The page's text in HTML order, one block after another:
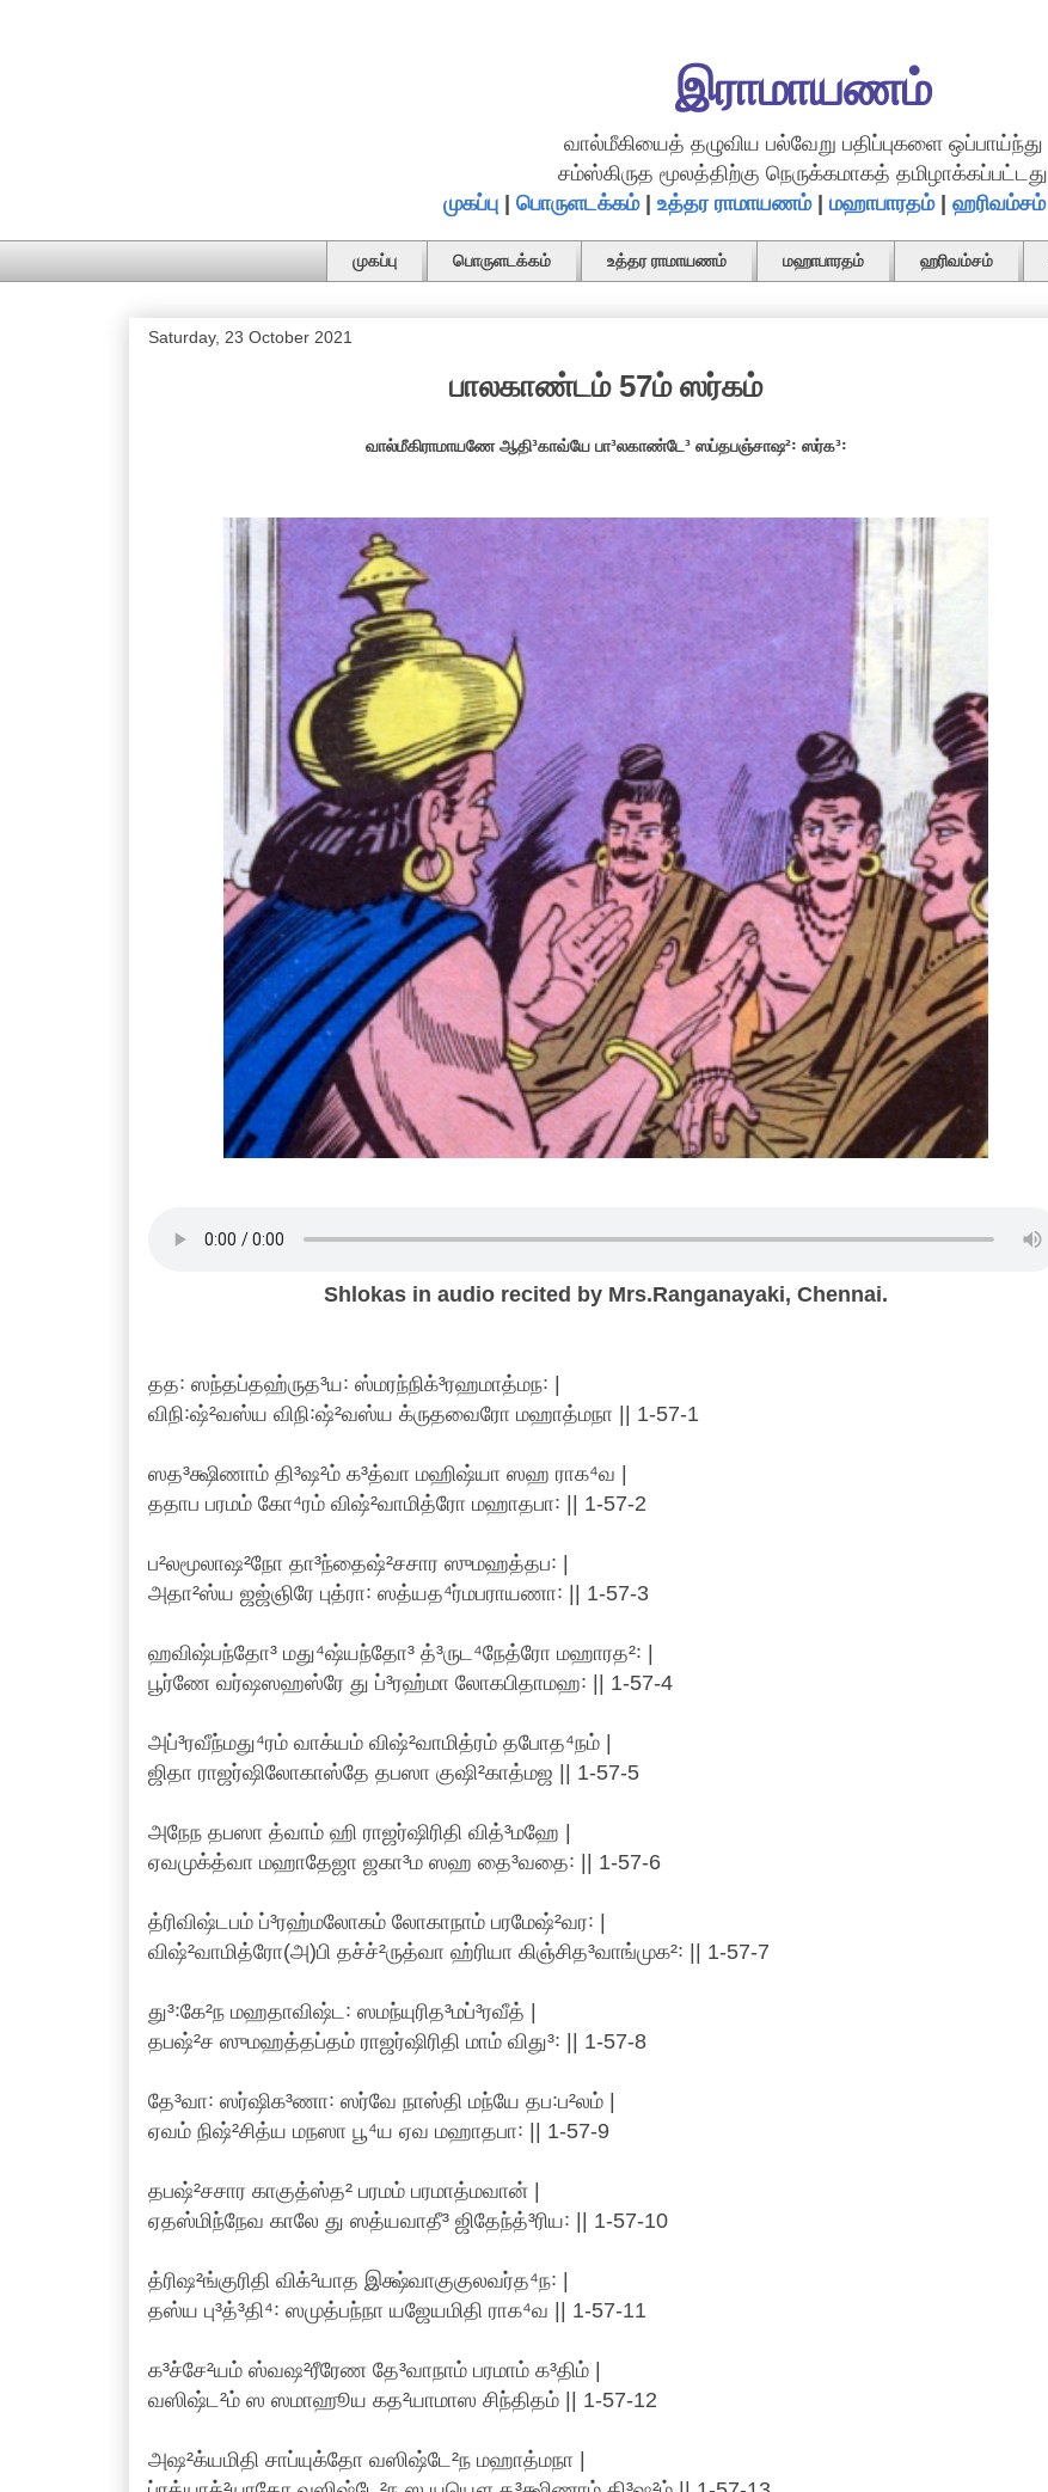
இராமாயணம்
வால்மீகியைத் தழுவிய பல்வேறு பதிப்புகளை ஒப்பாய்ந்து
சம்ஸ்கிருத மூலத்திற்கு நெருக்கமாகத் தமிழாக்கப்பட்டது
முகப்பு| பொருளடக்கம்| உத்தர ராமாயணம்| மஹாபாரதம்| ஹரிவம்சம்|
முகப்பு பொருளடக்கம் உத்தர ராமாயணம் மஹாபாரதம் ஹரிவம்சம்
Saturday, 23 October 2021
பாலகாண்டம் 57ம் ஸர்கம்
வால்மீகிராமாயணே ஆதி³காவ்யே பா³லகாண்டே³ ஸப்தபஞ்சாஷ²꞉ ஸர்க³꞉
Shlokas in audio recited by Mrs.Ranganayaki, Chennai.
தத꞉ ஸந்தப்தஹ்ருத³ய꞉ ஸ்மரந்நிக்³ரஹமாத்மந꞉ |
விநி꞉ஷ்²வஸ்ய விநி꞉ஷ்²வஸ்ய க்ருதவைரோ மஹாத்மநா || 1-57-1
ஸத³க்ஷிணாம் தி³ஷ²ம் க³த்வா மஹிஷ்யா ஸஹ ராக⁴வ |
ததாப பரமம் கோ⁴ரம் விஷ்²வாமித்ரோ மஹாதபா꞉ || 1-57-2
ப²லமூலாஷ²நோ தா³ந்தைஷ்²சசார ஸுமஹத்தப꞉ |
அதா²ஸ்ய ஜஜ்ஞிரே புத்ரா꞉ ஸத்யத⁴ர்மபராயணா꞉ || 1-57-3
ஹவிஷ்பந்தோ³ மது⁴ஷ்யந்தோ³ த்³ருட⁴நேத்ரோ மஹாரத²꞉ |
பூர்ணே வர்ஷஸஹஸ்ரே து ப்³ரஹ்மா லோகபிதாமஹ꞉ || 1-57-4
அப்³ரவீந்மது⁴ரம் வாக்யம் விஷ்²வாமித்ரம் தபோத⁴நம் |
ஜிதா ராஜர்ஷிலோகாஸ்தே தபஸா குஷி²காத்மஜ || 1-57-5
அநேந தபஸா த்வாம் ஹி ராஜர்ஷிரிதி வித்³மஹே |
ஏவமுக்த்வா மஹாதேஜா ஜகா³ம ஸஹ தை³வதை꞉ || 1-57-6
த்ரிவிஷ்டபம் ப்³ரஹ்மலோகம் லோகாநாம் பரமேஷ்²வர꞉ |
விஷ்²வாமித்ரோ(அ)பி தச்ச்²ருத்வா ஹ்ரியா கிஞ்சித³வாங்முக²꞉ || 1-57-7
து³꞉கே²ந மஹதாவிஷ்ட꞉ ஸமந்யுரித³மப்³ரவீத் |
தபஷ்²ச ஸுமஹத்தப்தம் ராஜர்ஷிரிதி மாம் விது³꞉ || 1-57-8
தே³வா꞉ ஸர்ஷிக³ணா꞉ ஸர்வே நாஸ்தி மந்யே தப꞉ப²லம் |
ஏவம் நிஷ்²சித்ய மநஸா பூ⁴ய ஏவ மஹாதபா꞉ || 1-57-9
தபஷ்²சசார காகுத்ஸ்த² பரமம் பரமாத்மவான் |
ஏதஸ்மிந்நேவ காலே து ஸத்யவாதீ³ ஜிதேந்த்³ரிய꞉ || 1-57-10
த்ரிஷ²ங்குரிதி விக்²யாத இக்ஷ்வாகுகுலவர்த⁴ந꞉ |
தஸ்ய பு³த்³தி⁴꞉ ஸமுத்பந்நா யஜேயமிதி ராக⁴வ || 1-57-11
க³ச்சே²யம் ஸ்வஷ²ரீரேண தே³வாநாம் பரமாம் க³திம் |
வஸிஷ்ட²ம் ஸ ஸமாஹூய கத²யாமாஸ சிந்திதம் || 1-57-12
அஷ²க்யமிதி சாப்யுக்தோ வஸிஷ்டே²ந மஹாத்மநா |